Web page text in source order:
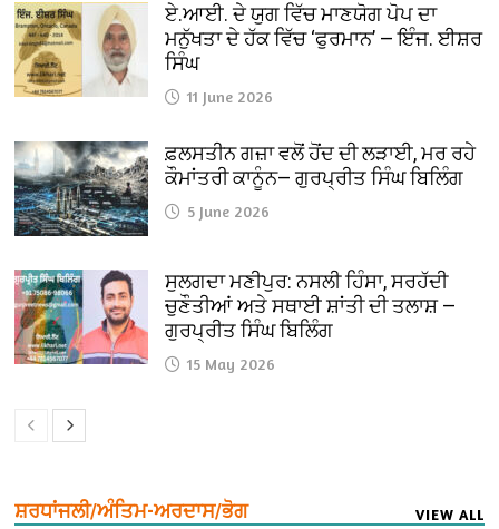
ਏ.ਆਈ. ਦੇ ਯੁਗ ਵਿੱਚ ਮਾਣਯੋਗ ਪੋਪ ਦਾ
ਮਨੁੱਖਤਾ ਦੇ ਹੱਕ ਵਿੱਚ ‘ਫੁਰਮਾਨ’ — ਇੰਜ. ਈਸ਼ਰ
ਸਿੰਘ
11 June 2026
ਫ਼ਲਸਤੀਨ ਗਜ਼ਾ ਵਲੋਂ ਹੋਂਦ ਦੀ ਲੜਾਈ, ਮਰ ਰਹੇ
ਕੌਮਾਂਤਰੀ ਕਾਨੂੰਨ— ਗੁਰਪ੍ਰੀਤ ਸਿੰਘ ਬਿਲਿੰਗ
5 June 2026
ਸੁਲਗਦਾ ਮਣੀਪੁਰ: ਨਸਲੀ ਹਿੰਸਾ, ਸਰਹੱਦੀ
ਚੁਣੌਤੀਆਂ ਅਤੇ ਸਥਾਈ ਸ਼ਾਂਤੀ ਦੀ ਤਲਾਸ਼ —
ਗੁਰਪ੍ਰੀਤ ਸਿੰਘ ਬਿਲਿੰਗ
15 May 2026
ਸ਼ਰਧਾਂਜਲੀ/ਅੰਤਿਮ-ਅਰਦਾਸ/ਭੋਗ VIEW ALL